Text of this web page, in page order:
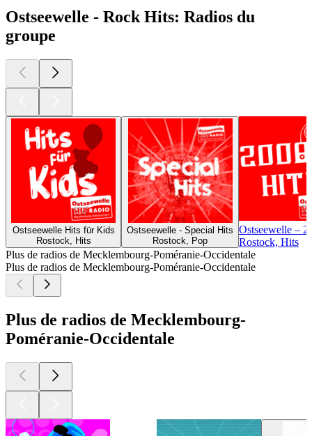
Ostseewelle - Rock Hits: Radios du
groupe
Ostseewelle Hits für Kids
Rostock, Hits
Ostseewelle - Special Hits
Rostock, Pop
Ostseewelle –
Rostock, Hits
Plus de radios de Mecklembourg-Poméranie-Occidentale
Plus de radios de Mecklembourg-Poméranie-Occidentale
Plus de radios de Mecklembourg-
Poméranie-Occidentale